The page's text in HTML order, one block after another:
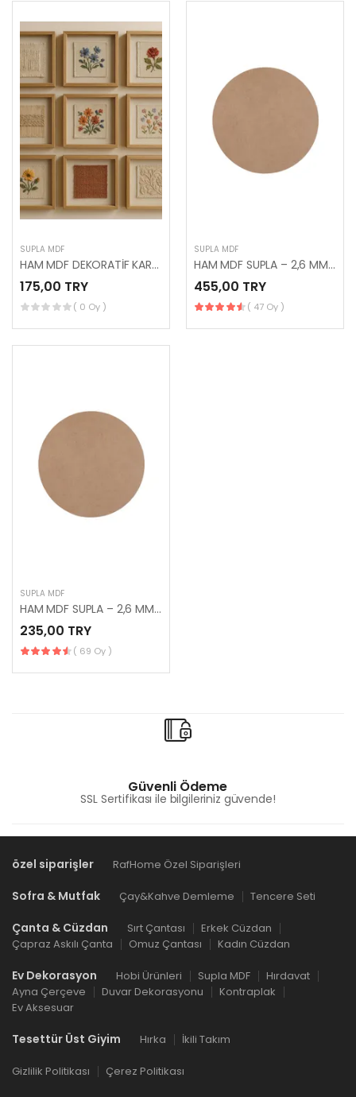
SUPLA MDF
HAM MDF DEKORATİF KARE PANO
175,00 TRY
( 0 Oy )
SUPLA MDF
HAM MDF SUPLA – 2,6 MM / 33 ÇAP – 25 ADET
455,00 TRY
( 47 Oy )
SUPLA MDF
HAM MDF SUPLA – 2,6 MM / 33 ÇAP – 12 ADET
235,00 TRY
( 69 Oy )
Güvenli Ödeme
SSL Sertifikası ile bilgileriniz güvende!
özel siparişler RafHome Özel Siparişleri
Sofra & Mutfak Çay&Kahve Demleme Tencere Seti
Çanta & Cüzdan Sırt Çantası
Erkek Cüzdan
Çapraz Askılı Çanta
Omuz Çantası Kadın Cüzdan
Ev Dekorasyon Hobi Ürünleri Supla MDF
Hırdavat
Ayna Çerçeve
Duvar Dekorasyonu
Kontraplak
Ev Aksesuar
Tesettür Üst Giyim Hırka İkili Takım
Gizlilik Politikası Çerez Politikası